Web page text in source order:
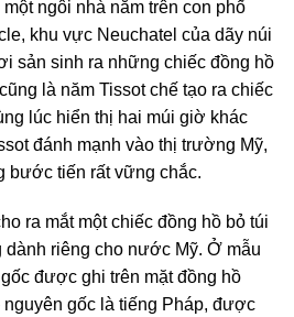
ngôi nhà nằm trên con phố
khu vực Neuchatel của dãy núi
sản sinh ra những chiếc đồng hồ
là năm Tissot chế tạo ra chiếc
lúc hiển thị hai múi giờ khác
đánh mạnh vào thị trường Mỹ,
bước tiến rất vững chắc.
ra mắt một chiếc đồng hồ bỏ túi
riêng cho nước Mỹ. Ở mẫu
được ghi trên mặt đồng hồ
nguyên gốc là tiếng Pháp, được